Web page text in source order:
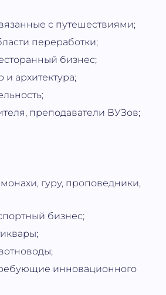
с путешествиями;
переработки;
бизнес;
и архитектура;
преподаватели ВУЗов;
гуру, проповедники,
бизнес;
инновационного